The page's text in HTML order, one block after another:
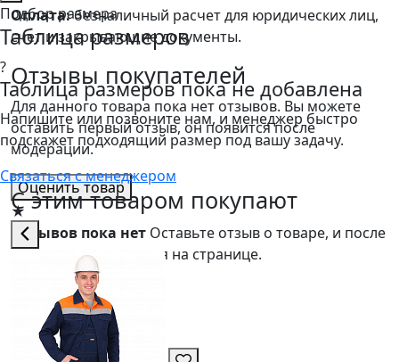
Оплата:безналичный расчет для юридических лиц,
счет и закрывающие документы.
Отзывы покупателей
Для данного товара пока нет отзывов. Вы можете
оставить первый отзыв, он появится после
модерации.
Оценить товар
★
Отзывов пока нет Оставьте отзыв о товаре, и после
проверки он появится на странице.
Подбор размера
Таблица размеров
?
Таблица размеров пока не добавлена
Напишите или позвоните нам, и менеджер быстро
подскажет подходящий размер под вашу задачу.
Связаться с менеджером
С этим товаром покупают